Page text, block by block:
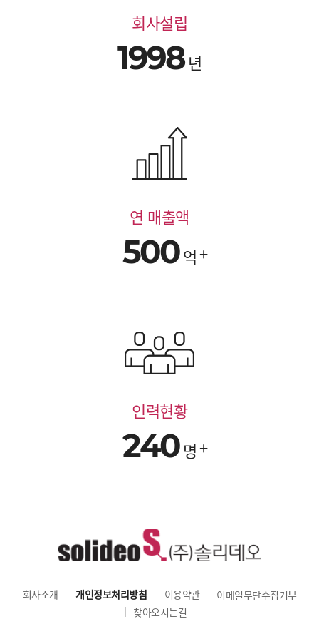
회사설립
1998년
연 매출액
500억
인력현황
240명
회사소개 개인정보처리방침 이용약관
이메일무단수집거부
찾아오시는길